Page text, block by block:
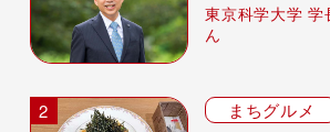
東京科学大学 学
ん
まちグルメ